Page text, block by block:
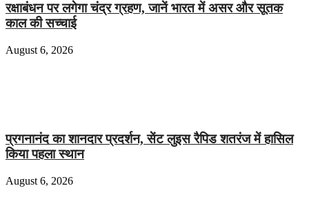
रक्षाबंधन पर लगेगा चंद्र ग्रहण, जानें भारत में असर और सूतक
काल की सच्चाई
August 6, 2026
प्रगनानंद का शानदार प्रदर्शन, सेंट लुइस रैपिड शतरंज में हासिल
किया पहला स्थान
August 6, 2026